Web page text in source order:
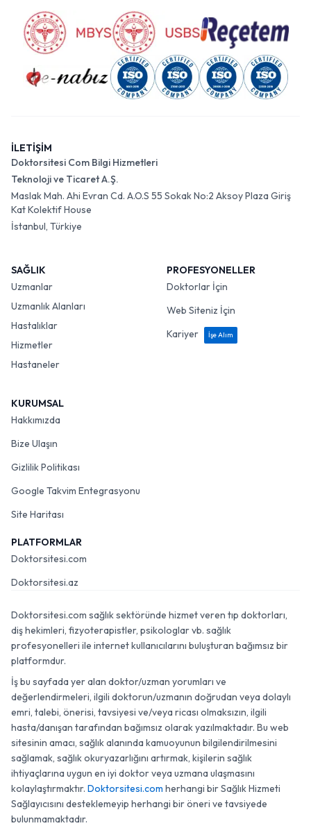
İLETİŞİM
Doktorsitesi Com Bilgi Hizmetleri
Teknoloji ve Ticaret A.Ş.
Maslak Mah. Ahi Evran Cd. A.O.S 55 Sokak No:2 Aksoy Plaza Giriş
Kat Kolektif House
İstanbul, Türkiye
SAĞLIK
Uzmanlar
Uzmanlık Alanları
Hastalıklar
Hizmetler
Hastaneler
PROFESYONELLER
Doktorlar İçin
Web Siteniz İçin
Kariyer
İşe Alım
KURUMSAL
Hakkımızda
Bize Ulaşın
Gizlilik Politikası
Google Takvim Entegrasyonu
Site Haritası
PLATFORMLAR
Doktorsitesi.com
Doktorsitesi.az
Doktorsitesi.com sağlık sektöründe hizmet veren tıp doktorları,
diş hekimleri, fizyoterapistler, psikologlar vb. sağlık
profesyonelleri ile internet kullanıcılarını buluşturan bağımsız bir
platformdur.
İş bu sayfada yer alan doktor/uzman yorumları ve
değerlendirmeleri, ilgili doktorun/uzmanın doğrudan veya dolaylı
emri, talebi, önerisi, tavsiyesi ve/veya ricası olmaksızın, ilgili
hasta/danışan tarafından bağımsız olarak yazılmaktadır. Bu web
sitesinin amacı, sağlık alanında kamuoyunun bilgilendirilmesini
sağlamak, sağlık okuryazarlığını artırmak, kişilerin sağlık
ihtiyaçlarına uygun en iyi doktor veya uzmana ulaşmasını
kolaylaştırmaktır. Doktorsitesi.com herhangi bir Sağlık Hizmeti
Sağlayıcısını desteklemeyip herhangi bir öneri ve tavsiyede
bulunmamaktadır.